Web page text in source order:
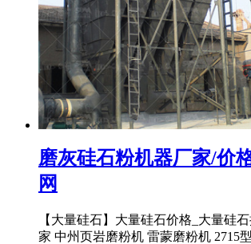
磨灰硅石粉机器厂家/价
网
【大量硅石】大量硅石价格_大量硅
家 中州页岩磨粉机 雷蒙磨粉机 2715